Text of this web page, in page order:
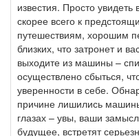
известия. Просто
скорее всего к
путешествиям, хорошим
близких, что затронет и
выходите из машины –
осуществлено сбыться,
уверенности в себе.
причине лишились
глазах – увы, ваши
будущее, встретят